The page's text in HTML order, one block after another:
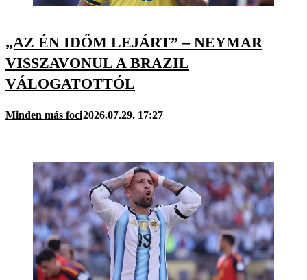
„AZ ÉN IDŐM LEJÁRT” – NEYMAR
VISSZAVONUL A BRAZIL
VÁLOGATOTTÓL
Minden más foci2026.07.29. 17:27